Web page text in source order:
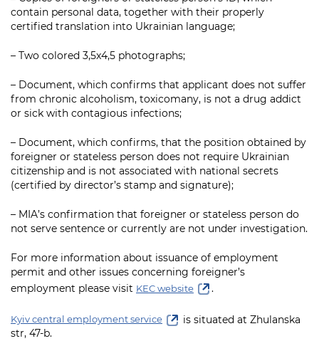
Безбар'єрність
Київська міська військова адміністрація
Міський застосунок Київ Цифровий
contain personal data, together with their properly
certified translation into Ukrainian language;
– Two colored 3,5x4,5 photographs;
– Document, which confirms that applicant does not suffer
from chronic alcoholism, toxicomany, is not a drug addict
or sick with contagious infections;
– Document, which confirms, that the position obtained by
foreigner or stateless person does not require Ukrainian
citizenship and is not associated with national secrets
(certified by director’s stamp and signature);
– MIA’s confirmation that foreigner or stateless person do
not serve sentence or currently are not under investigation.
For more information about issuance of employment
permit and other issues concerning foreigner’s
employment please visit KEC website .
Kyiv central employment service
is situated at Zhulanska
str, 47-b.